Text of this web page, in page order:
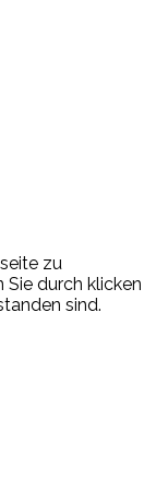
zu
durch klicken
sind.